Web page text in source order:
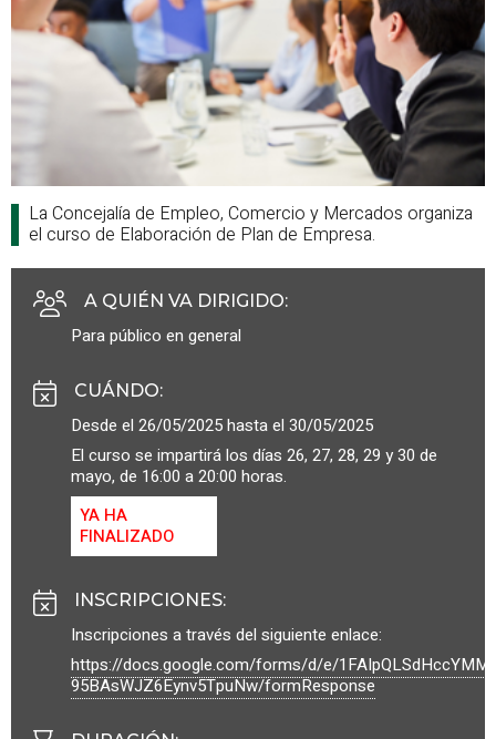
La Concejalía de Empleo, Comercio y Mercados organiza
el curso de Elaboración de Plan de Empresa.
A QUIÉN VA DIRIGIDO:
Para público en general
CUÁNDO:
Desde el 26/05/2025 hasta el 30/05/2025
El curso se impartirá los días 26, 27, 28, 29 y 30 de
mayo, de 16:00 a 20:00 horas.
YA HA
FINALIZADO
INSCRIPCIONES:
Inscripciones a través del siguiente enlace:
https://docs.google.com/forms/d/e/
95BAsWJZ6Eynv5TpuNw/formResponse